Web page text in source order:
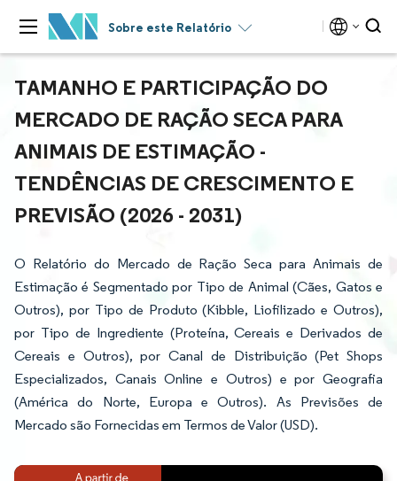
Sobre este Relatório
TAMANHO E PARTICIPAÇÃO DO
MERCADO DE RAÇÃO SECA PARA
ANIMAIS DE ESTIMAÇÃO -
TENDÊNCIAS DE CRESCIMENTO E
PREVISÃO (2026 - 2031)
O Relatório do Mercado de Ração Seca para Animais de
Estimação é Segmentado por Tipo de Animal (Cães, Gatos e
Outros), por Tipo de Produto (Kibble, Liofilizado e Outros),
por Tipo de Ingrediente (Proteína, Cereais e Derivados de
Cereais e Outros), por Canal de Distribuição (Pet Shops
Especializados, Canais Online e Outros) e por Geografia
(América do Norte, Europa e Outros). As Previsões de
Mercado são Fornecidas em Termos de Valor (USD).